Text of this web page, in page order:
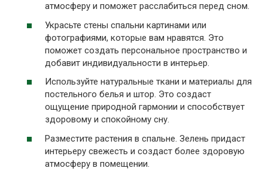
атмосферу и поможет расслабиться перед сном.
Украсьте стены спальни картинами или
фотографиями, которые вам нравятся. Это
поможет создать персональное пространство и
добавит индивидуальности в интерьер.
Используйте натуральные ткани и материалы для
постельного белья и штор. Это создаст
ощущение природной гармонии и способствует
здоровому и спокойному сну.
Разместите растения в спальне. Зелень придаст
интерьеру свежесть и создаст более здоровую
атмосферу в помещении.